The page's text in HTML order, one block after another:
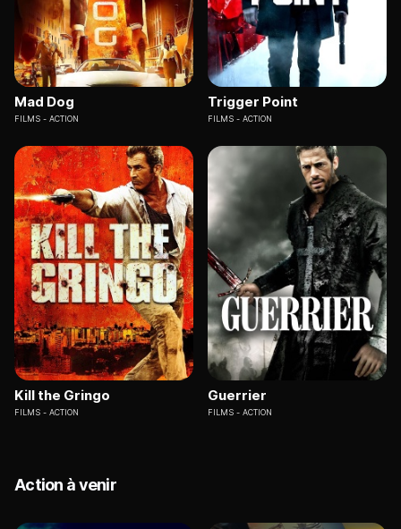
Mad Dog
FILMS ACTION
Trigger Point
FILMS ACTION
Kill the Gringo
FILMS ACTION
Guerrier
FILMS ACTION
Action à venir